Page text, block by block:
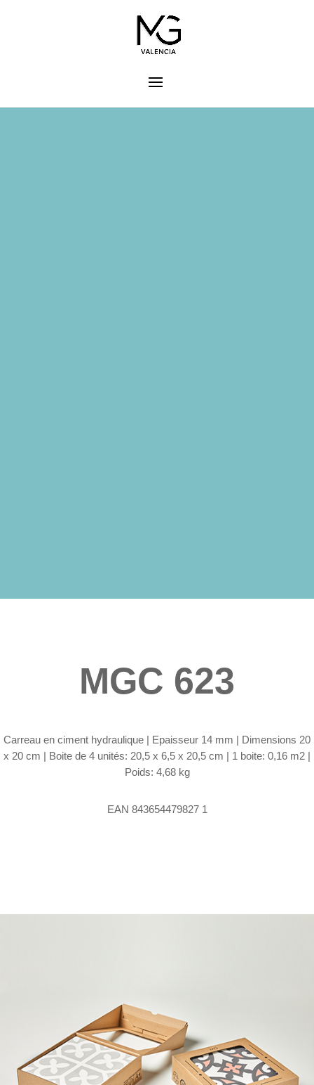
MGC 623
Carreau en ciment hydraulique | Epaisseur 14 mm | Dimensions 20
x 20 cm | Boite de 4 unités: 20,5 x 6,5 x 20,5 cm | 1 boite: 0,16 m2 |
Poids: 4,68 kg
EAN 843654479827 1